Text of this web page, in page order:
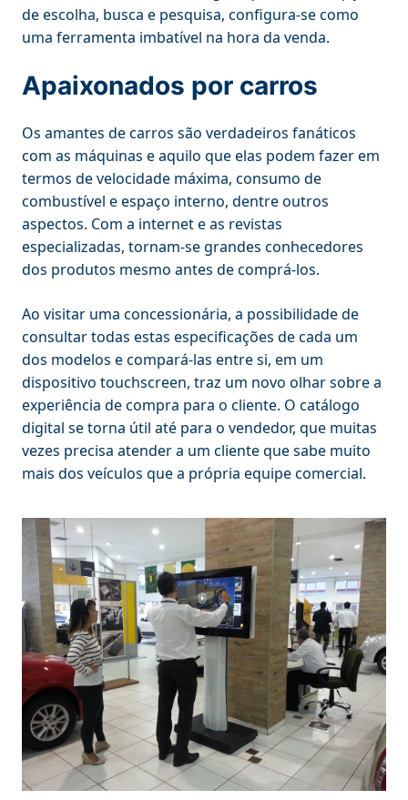
de escolha, busca e pesquisa, configura-se como
uma ferramenta imbatível na hora da venda.
Apaixonados por carros
Os amantes de carros são verdadeiros fanáticos
com as máquinas e aquilo que elas podem fazer em
termos de velocidade máxima, consumo de
combustível e espaço interno, dentre outros
aspectos. Com a internet e as revistas
especializadas, tornam-se grandes conhecedores
dos produtos mesmo antes de comprá-los.
Ao visitar uma concessionária, a possibilidade de
consultar todas estas especificações de cada um
dos modelos e compará-las entre si, em um
dispositivo touchscreen, traz um novo olhar sobre a
experiência de compra para o cliente. O catálogo
digital se torna útil até para o vendedor, que muitas
vezes precisa atender a um cliente que sabe muito
mais dos veículos que a própria equipe comercial.